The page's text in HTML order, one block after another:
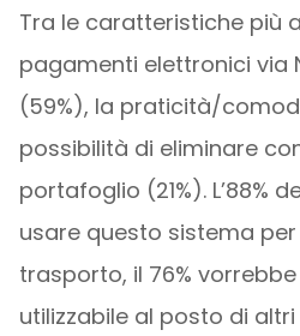
Tra le caratteristiche più
pagamenti elettronici via
(59%), la praticità/
possibilità di eliminare
portafoglio (21%). L’88%
usare questo sistema
trasporto, il 76%
utilizzabile al posto di